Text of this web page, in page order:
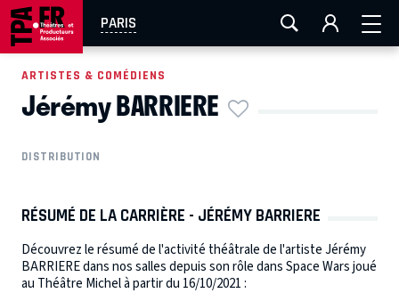
PARIS
AIX-MARSEILLE LA ROCHELLE
EN TOURNÉE
ARTISTES & COMÉDIENS
Jérémy BARRIERE
DISTRIBUTION
RÉSUMÉ DE LA CARRIÈRE - JÉRÉMY BARRIERE
Découvrez le résumé de l'activité théâtrale de l'artiste Jérémy
BARRIERE dans nos salles depuis son rôle dans Space Wars joué
au Théâtre Michel à partir du 16/10/2021 :